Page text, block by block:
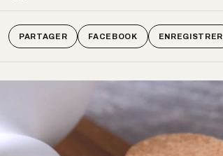
PARTAGER FACEBOOK ENREGISTRER